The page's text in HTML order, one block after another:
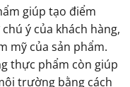
giúp tạo điểm
ý của khách hàng,
mỹ của sản phẩm.
thực phẩm còn giúp
trường bằng cách